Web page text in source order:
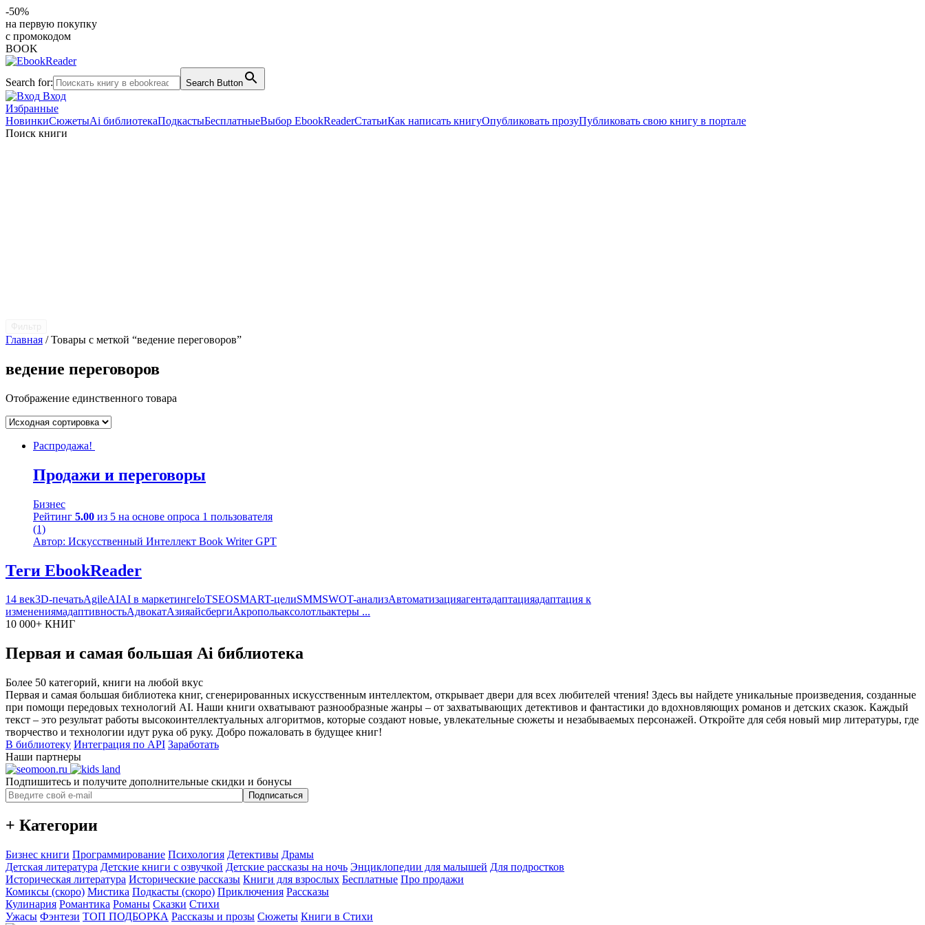
-50%
на первую покупку
с промокодом
BOOK
Search for: Search Button
Вход
Избранные
НовинкиСюжетыAi библиотекаПодкастыБесплатныеВыбор EbookReaderСтатьиКак написать книгуОпубликовать прозуПубликовать свою книгу в портале
Поиск книги
Главная / Товары с меткой “ведение переговоров”
ведение переговоров
Отображение единственного товара
Распродажа!
Продажи и переговоры
Бизнес
Рейтинг 5.00 из 5 на основе опроса 1 пользователя
(1)
Автор: Искусственный Интеллект Book Writer GPT
Теги EbookReader
14 век3D-печатьAgileAIAI в маркетингеIoTSEOSMART-целиSMMSWOT-анализАвтоматизацияагентадаптацияадаптация к
изменениямадаптивностьАдвокатАзияайсбергиАкропольаксолотльактеры ...
10 000+ КНИГ
Первая и самая большая Ai библиотека
Более 50 категорий, книги на любой вкус
Первая и самая большая библиотека книг, сгенерированных искусственным интеллектом, открывает двери для всех любителей чтения! Здесь вы найдете уникальные произведения, созданные
при помощи передовых технологий AI. Наши книги охватывают разнообразные жанры – от захватывающих детективов и фантастики до вдохновляющих романов и детских сказок. Каждый
текст – это результат работы высокоинтеллектуальных алгоритмов, которые создают новые, увлекательные сюжеты и незабываемых персонажей. Откройте для себя новый мир литературы, где
творчество и технологии идут рука об руку. Добро пожаловать в будущее книг!
В библиотеку Интеграция по API Заработать
Наши партнеры
Подпишитесь и получите дополнительные скидки и бонусы
Подписаться
+ Категории
Бизнес книги Программирование Психология Детективы Драмы
Детская литература Детские книги с озвучкой Детские рассказы на ночь Энциклопедии для малышей Для подростков
Историческая литература Исторические рассказы Книги для взрослых Бесплатные Про продажи
Комиксы (скоро) Мистика Подкасты (скоро) Приключения Рассказы
Кулинария Романтика Романы Сказки Стихи
Ужасы Фэнтези ТОП ПОДБОРКА Рассказы и прозы Сюжеты Книги в Стихи